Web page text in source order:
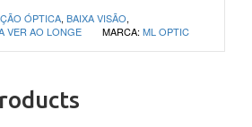
ÓPTICA, BAIXA VISÃO,
VER AO LONGE MARCA: ML OPTIC